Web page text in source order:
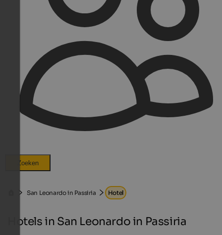
Zoeken
San Leonardo in Passiria Hotel
Hotels in San Leonardo in Passiria